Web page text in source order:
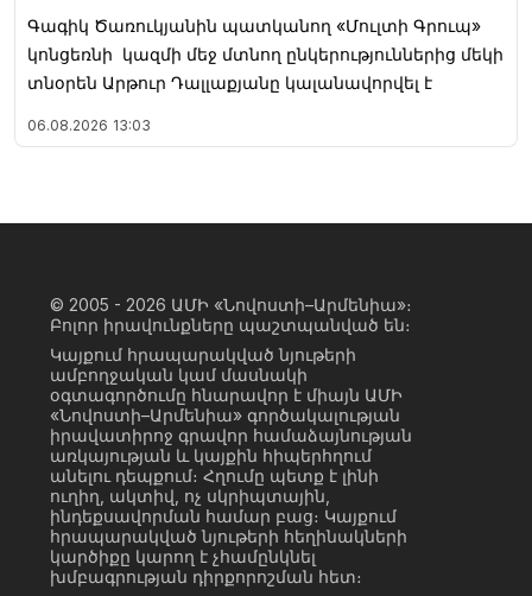
Գագիկ Ծառուկյանին պատկանող «Մուլտի Գրուպ»
կոնցեռնի կազմի մեջ մտնող ընկերություններից մեկի
տնօրեն Արթուր Դալլաքյանը կալանավորվել է
06.08.2026 13:03
© 2005 - 2026 ԱՄԻ «Նովոստի–Արմենիա»։
Բոլոր իրավունքները պաշտպանված են։
Կայքում հրապարակված նյութերի
ամբողջական կամ մասնակի
օգտագործումը հնարավոր է միայն ԱՄԻ
«Նովոստի–Արմենիա» գործակալության
իրավատիրոջ գրավոր համաձայնության
առկայության և կայքին հիպերհղում
անելու դեպքում։ Հղումը պետք է լինի
ուղիղ, ակտիվ, ոչ սկրիպտային,
ինդեքսավորման համար բաց։ Կայքում
հրապարակված նյութերի հեղինակների
կարծիքը կարող է չհամընկնել
խմբագրության դիրքորոշման հետ։